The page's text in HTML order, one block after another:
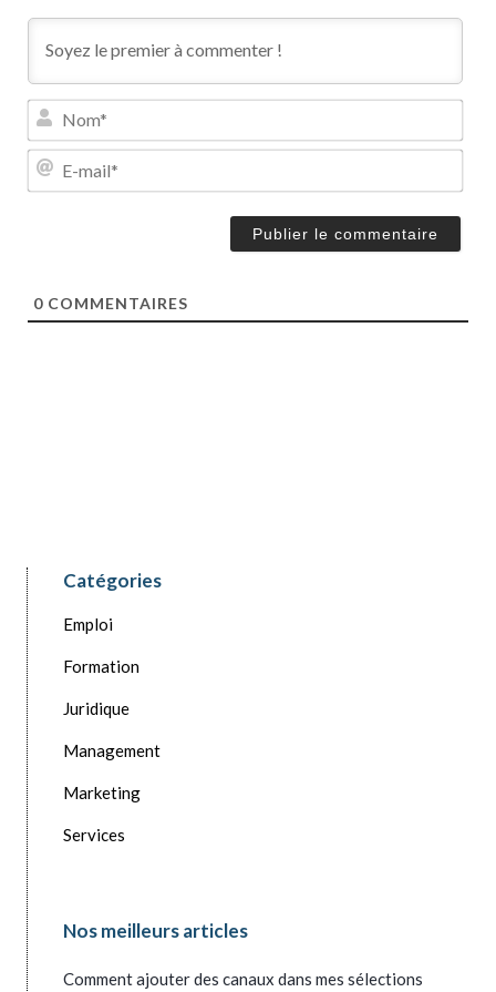
N
m
0 COMMENTAIRES
Catégories
Emploi
Formation
Juridique
Management
Marketing
Services
Nos meilleurs articles
Comment ajouter des canaux dans mes sélections